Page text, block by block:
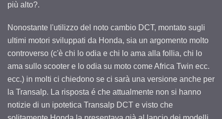
più alto?.
Nonostante l'utilizzo del noto cambio DCT, montato sugli
ultimi motori sviluppati da Honda, sia un argomento molto
controverso (c'è chi lo odia e chi lo ama alla follia, chi lo
ama sullo scooter e lo odia su moto come Africa Twin ecc.
ecc.) in molti ci chiedono se ci sarà una versione anche per
la Transalp. La risposta é che attualmente non si hanno
notizie di un ipotetica Transalp DCT e visto che